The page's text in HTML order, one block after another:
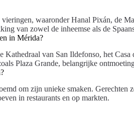
waaronder Hanal Pixán, de
van zowel de inheemse als de
in Mérida?
Kathedraal van San Ildefonso, het
Plaza Grande, belangrijke
om zijn unieke smaken. Gerechten
in restaurants en op markten.